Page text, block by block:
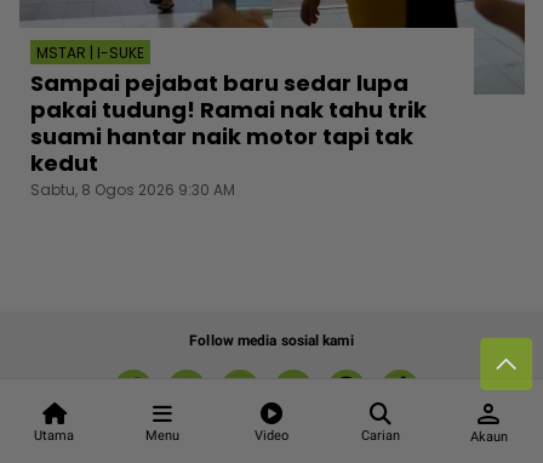
Utama Menu Video Carian
person
Akaun
MSTAR | I-SUKE
Sampai pejabat baru sedar lupa
pakai tudung! Ramai nak tahu trik
suami hantar naik motor tapi tak
kedut
Sabtu, 8 Ogos 2026 9:30 AM
Follow media sosial kami